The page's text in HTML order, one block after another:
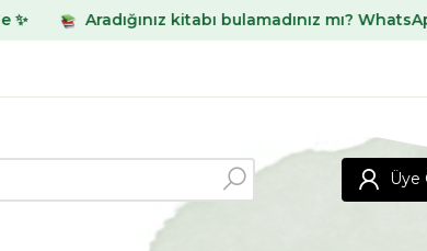
Aradığınız kitabı bulamadınız mı? WhatsApp
Üye